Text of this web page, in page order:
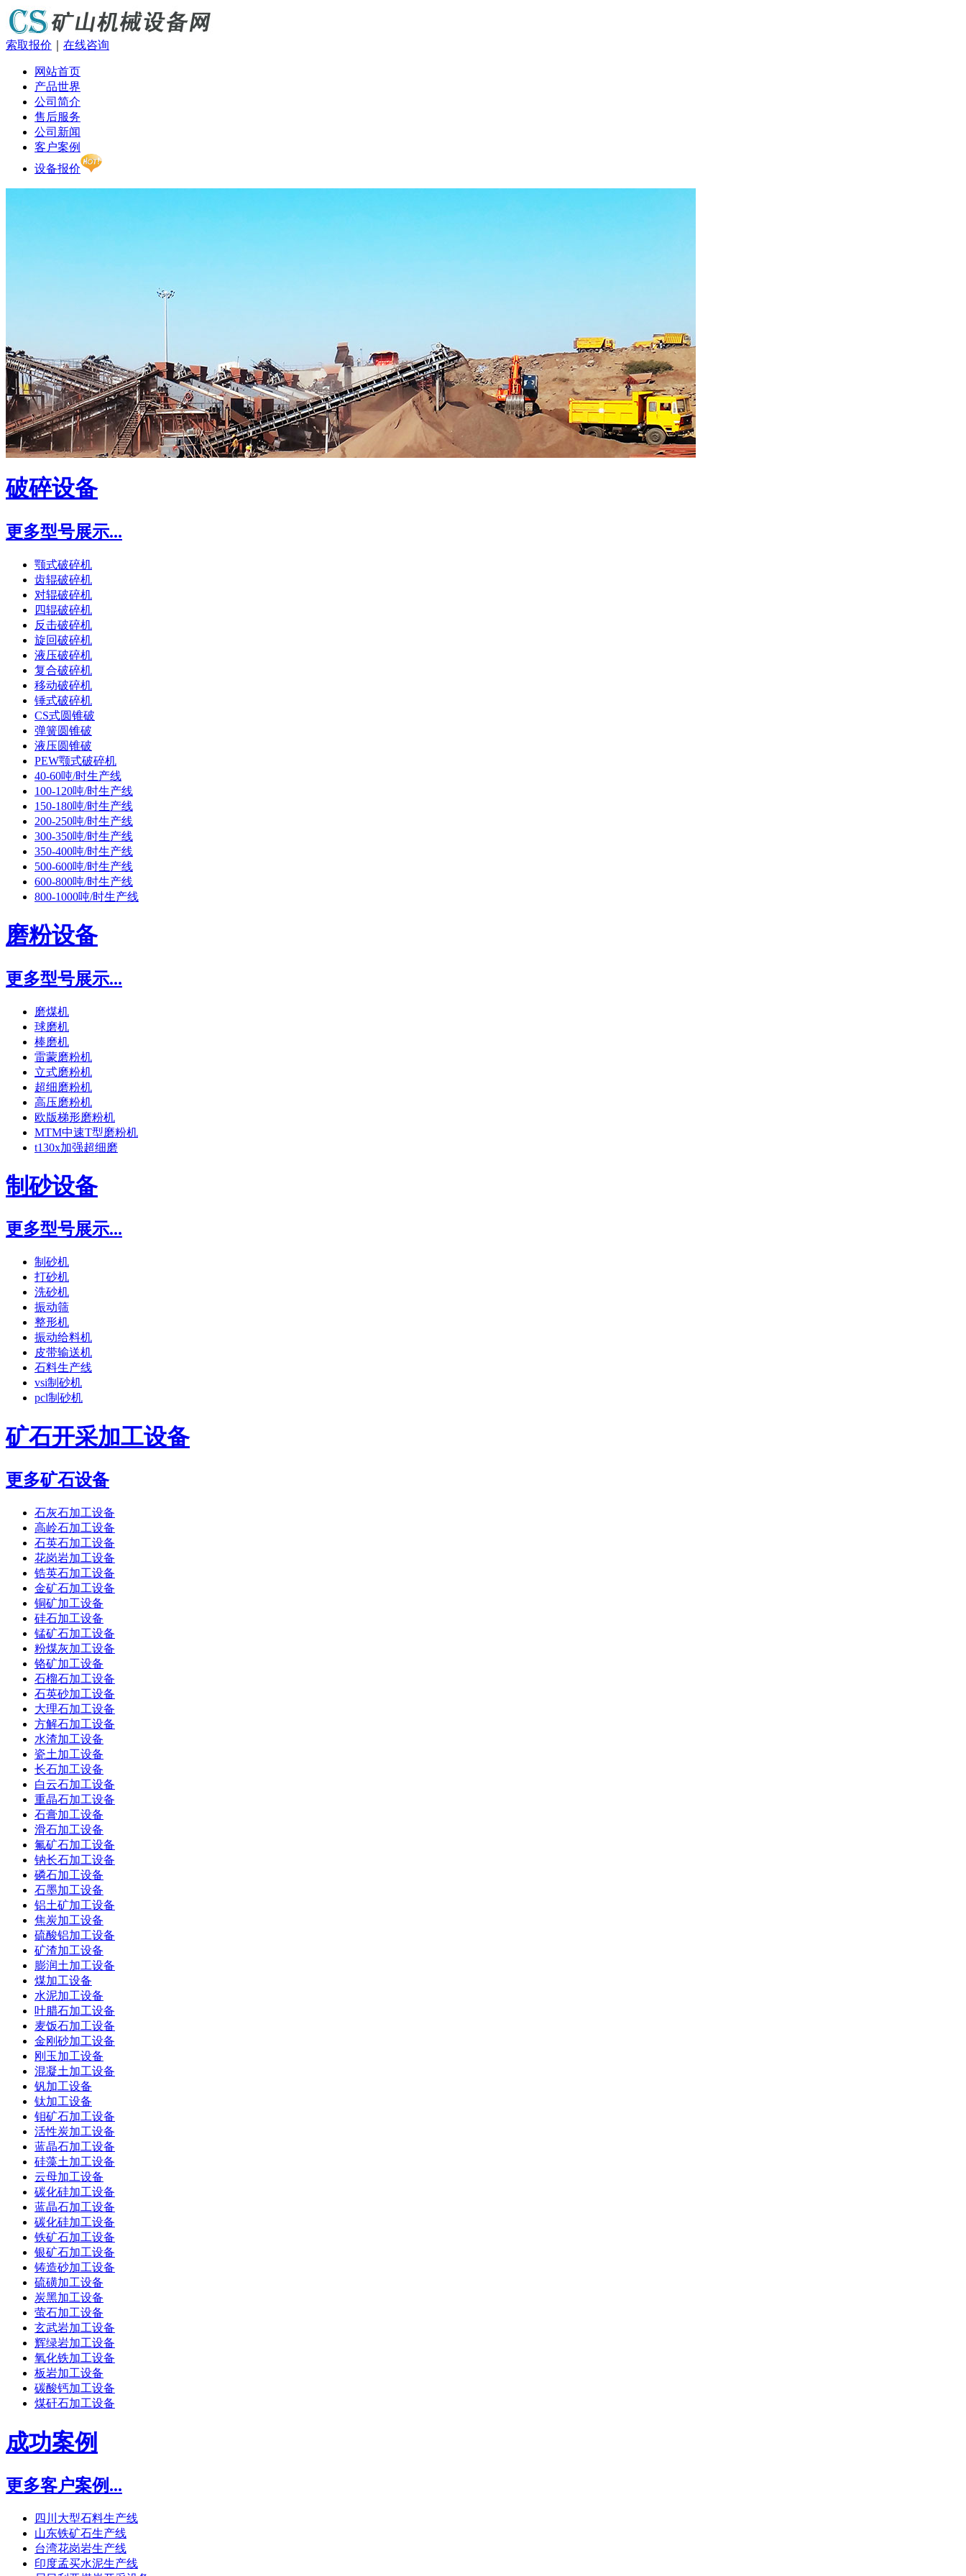
索取报价 在线咨询
网站首页
产品世界
公司简介
售后服务
公司新闻
客户案例
设备报价
破碎设备
更多型号展示...
颚式破碎机
齿辊破碎机
对辊破碎机
四辊破碎机
反击破碎机
旋回破碎机
液压破碎机
复合破碎机
移动破碎机
锤式破碎机
CS式圆锥破
弹簧圆锥破
液压圆锥破
PEW颚式破碎机
40-60吨/时生产线
100-120吨/时生产线
150-180吨/时生产线
200-250吨/时生产线
300-350吨/时生产线
350-400吨/时生产线
500-600吨/时生产线
600-800吨/时生产线
800-1000吨/时生产线
磨粉设备
更多型号展示...
磨煤机
球磨机
棒磨机
雷蒙磨粉机
立式磨粉机
超细磨粉机
高压磨粉机
欧版梯形磨粉机
MTM中速T型磨粉机
t130x加强超细磨
制砂设备
更多型号展示...
制砂机
打砂机
洗砂机
振动筛
整形机
振动给料机
皮带输送机
石料生产线
vsi制砂机
pcl制砂机
矿石开采加工设备
更多矿石设备
石灰石加工设备
高岭石加工设备
石英石加工设备
花岗岩加工设备
锆英石加工设备
金矿石加工设备
铜矿加工设备
硅石加工设备
锰矿石加工设备
粉煤灰加工设备
铬矿加工设备
石榴石加工设备
石英砂加工设备
大理石加工设备
方解石加工设备
水渣加工设备
瓷土加工设备
长石加工设备
白云石加工设备
重晶石加工设备
石膏加工设备
滑石加工设备
氟矿石加工设备
钠长石加工设备
磷石加工设备
石墨加工设备
铝土矿加工设备
焦炭加工设备
硫酸铝加工设备
矿渣加工设备
膨润土加工设备
煤加工设备
水泥加工设备
叶腊石加工设备
麦饭石加工设备
金刚砂加工设备
刚玉加工设备
混凝土加工设备
钒加工设备
钛加工设备
钼矿石加工设备
活性炭加工设备
蓝晶石加工设备
硅藻土加工设备
云母加工设备
碳化硅加工设备
蓝晶石加工设备
碳化硅加工设备
铁矿石加工设备
银矿石加工设备
铸造砂加工设备
硫磺加工设备
炭黑加工设备
萤石加工设备
玄武岩加工设备
辉绿岩加工设备
氧化铁加工设备
板岩加工设备
碳酸钙加工设备
煤矸石加工设备
成功案例
更多客户案例...
四川大型石料生产线
山东铁矿石生产线
台湾花岗岩生产线
印度孟买水泥生产线